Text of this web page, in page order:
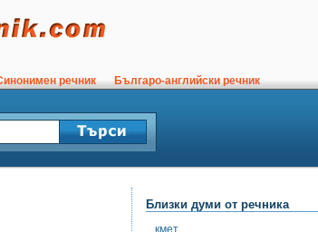
речник Българо-английски речник
Близки думи от речника
кмет